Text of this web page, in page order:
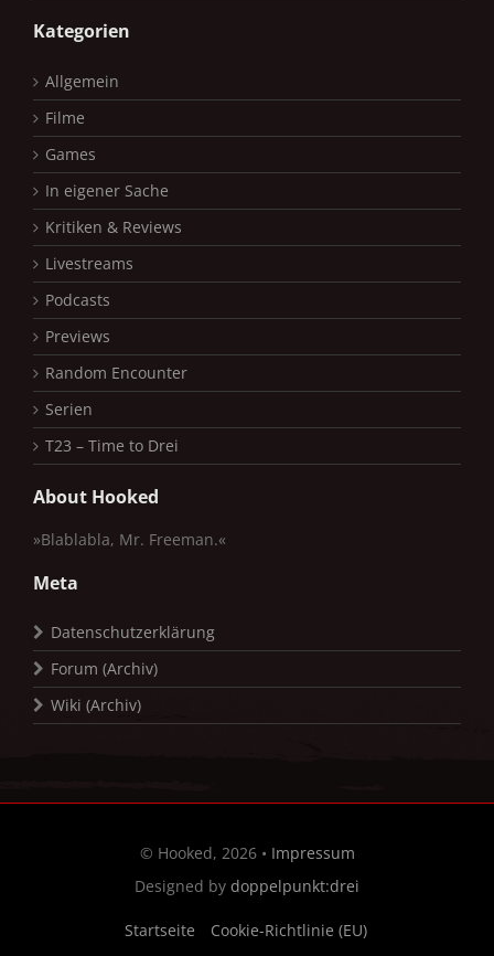
Kategorien
Allgemein
Filme
Games
In eigener Sache
Kritiken & Reviews
Livestreams
Podcasts
Previews
Random Encounter
Serien
T23 – Time to Drei
About Hooked
»Blablabla, Mr. Freeman.«
Meta
Datenschutzerklärung
Forum (Archiv)
Wiki (Archiv)
© Hooked, 2026 • Impressum
Designed by doppelpunkt:drei
Startseite Cookie-Richtlinie (EU)